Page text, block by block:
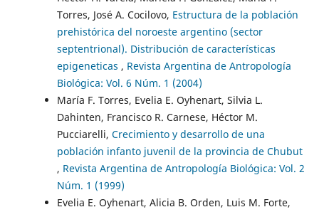
Torres, José A. Cocilovo, Estructura de la población
prehistórica del noroeste argentino (sector
septentrional). Distribución de características
epigeneticas , Revista Argentina de Antropología
Biológica: Vol. 6 Núm. 1 (2004)
María F. Torres, Evelia E. Oyhenart, Silvia L.
Dahinten, Francisco R. Carnese, Héctor M.
Pucciarelli, Crecimiento y desarrollo de una
población infanto juvenil de la provincia de Chubut
, Revista Argentina de Antropología Biológica: Vol. 2
Núm. 1 (1999)
Evelia E. Oyhenart, Alicia B. Orden, Luis M. Forte,